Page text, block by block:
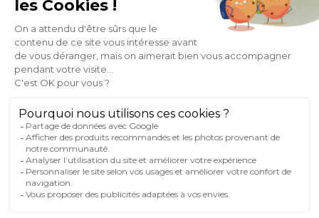
À PROPOS DE MILIBOO
AIDE & CONTACT